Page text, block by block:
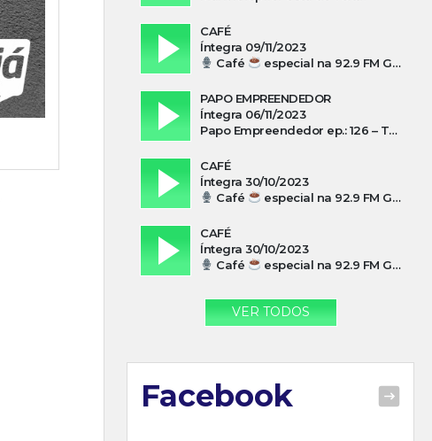
CAFÉ
Íntegra 09/11/2023
Café
especial na 92.9 FM Guarujá com Kuki Savi Mondo
PAPO EMPREENDEDOR
Íntegra 06/11/2023
Papo Empreendedor ep.: 126 – Thayni Librelato Sérgio Rodrigues Alves, Isadora Arns, Lilian Guthron Koslowski e Edio Kunhasky Junior sobre “O poder do associativismo na promoção de oportunidades”
CAFÉ
Íntegra 30/10/2023
Café
especial na 92.9 FM Guarujá com Silvio Machado
CAFÉ
Íntegra 30/10/2023
Café
especial na 92.9 FM Guarujá com Paulo Cesar Leandres
VER TODOS
Facebook